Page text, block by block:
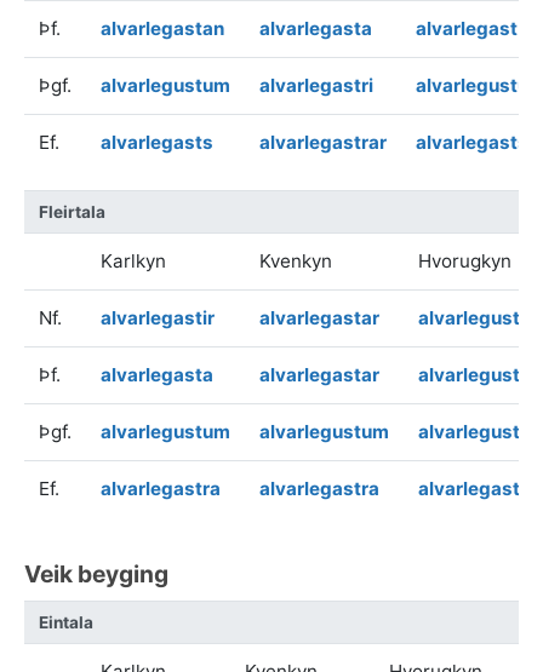
Þf. alvarlegastan alvarlegasta alvarlegast
Þgf. alvarlegustum alvarlegastri alvarlegustu
Ef. alvarlegasts alvarlegastrar alvarlegasts
Fleirtala
Karlkyn Kvenkyn Hvorugkyn
Nf. alvarlegastir alvarlegastar alvarlegust
Þf. alvarlegasta alvarlegastar alvarlegust
Þgf. alvarlegustum alvarlegustum
Ef. alvarlegastra alvarlegastra alvarlegastra
Veik beyging
Eintala